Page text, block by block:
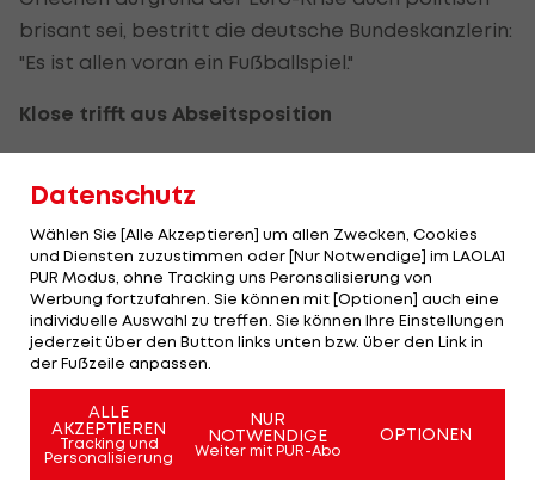
brisant sei, bestritt die deutsche Bundeskanzlerin:
"Es ist allen voran ein Fußballspiel."
Klose trifft aus Abseitsposition
Nicht nur aufgrund der klaren zahlenmäßigen
Fanüberlegenheit auf den Tribünen, sondern auch,
weil das DFB-Teamquartier in Danzig nur rund zehn
Kilometer vom Stadion entfernt ist.
Stürmisch wie eine Heimelf starteten die
Deutschen auch. Die DFB-Auswahl wollte die
Griechen unbedingt knacken, noch ehe ihr
berüchtigter Abwehrbeton mit einer Vierer- dicht
hinter einer Fünfer-Kette angerührt war. Klose
Datenschutz
Wählen Sie [Alle Akzeptieren] um allen Zwecken, Cookies
und Diensten zuzustimmen oder [Nur Notwendige] im LAOLA1
PUR Modus, ohne Tracking uns Peronsalisierung von
Werbung fortzufahren. Sie können mit [Optionen] auch eine
individuelle Auswahl zu treffen. Sie können Ihre Einstellungen
jederzeit über den Button links unten bzw. über den Link in
der Fußzeile anpassen.
ALLE
AKZEPTIEREN
Tracking und
Personalisierung
NUR
NOTWENDIGE
Weiter mit PUR-Abo
OPTIONEN